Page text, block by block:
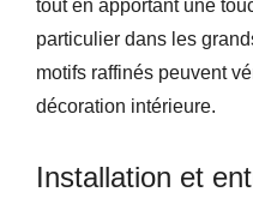
tout en apportant une
particulier dans les
motifs raffinés peuvent
décoration intérieure.
Installation et